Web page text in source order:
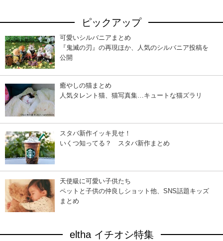
ピックアップ
可愛いシルバニアまとめ
『鬼滅の刃』の再現ほか、人気のシルバニア投稿を
公開
癒やしの猫まとめ
人気タレント猫、猫写真集…キュートな猫ズラリ
スタバ新作イッキ見せ！
いくつ知ってる？ スタバ新作まとめ
天使級に可愛い子供たち
ペットと子供の仲良しショット他、SNS話題キッズ
まとめ
eltha イチオシ特集